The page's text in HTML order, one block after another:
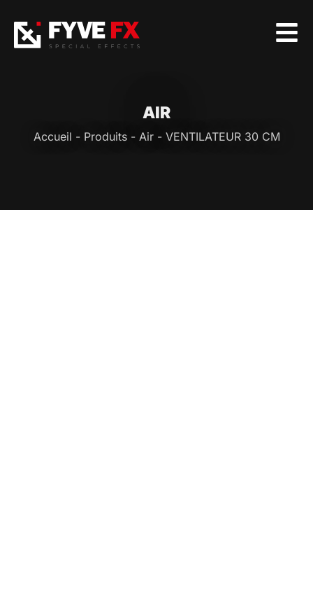
AIR
Accueil - Produits- Air- VENTILATEUR 30 CM